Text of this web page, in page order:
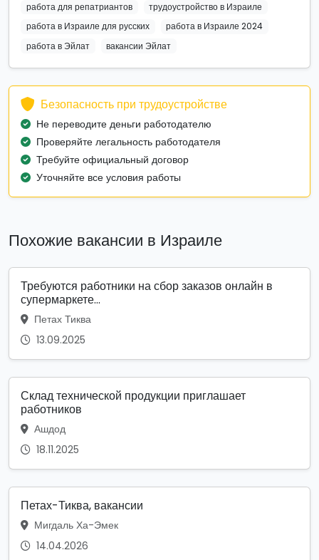
работа для репатриантов
трудоустройство в Израиле
работа в Израиле для русских
работа в Израиле 2024
работа в Эйлат
вакансии Эйлат
Безопасность при трудоустройстве
Не переводите деньги работодателю
Проверяйте легальность работодателя
Требуйте официальный договор
Уточняйте все условия работы
Похожие вакансии в Израиле
Требуются работники на сбор заказов онлайн в
супермаркете...
Петах Тиква
13.09.2025
Склад технической продукции приглашает
работников
Ашдод
18.11.2025
Петах-Тиква, вакансии
Мигдаль Ха-Эмек
14.04.2026